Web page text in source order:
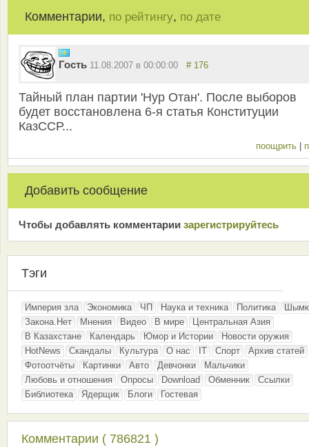
Комментарии, по рейтингу, по дате
Гость 11.08.2007 в 00:00:00 # 176
Тайный план партии 'Нур Отан'. После выборов
будет восстановлена 6-я статья Конституции
КазССР...
поощрить
Добавить сообщение
Чтобы добавлять комментарии зарeгиcтрирyйтeсь
Тэги
Империя зла Экономика ЧП Наука и техника Политика
Закона.Нет
Мнения Видео В мире
Центральная Азия
В Казахстане
Календарь Юмор и Истории
Новости оружия
HotNews
Скандалы Культура О нас IT Спорт
Архив статей
Фотоотчёты
Картинки Авто Девчонки
Мальчики
Любовь и отношения
Опросы Download Обменник
Ссылки
Библиотека
Ядерщик Блоги Гостевая
Комментарии ( 786821 )